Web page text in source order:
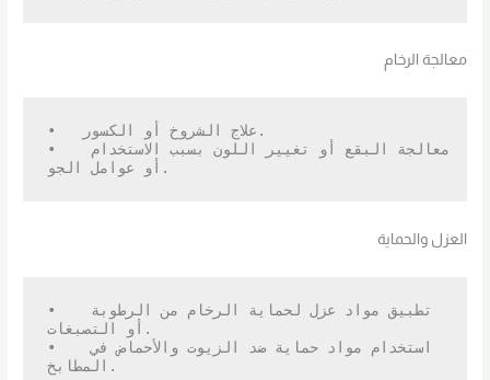
معالجة الرخام
•   علاج الشروخ أو الكسور.
•   معالجة البقع أو تغيير اللون بسبب الاستخدام
أو عوامل الجو.
العزل والحماية
•   تطبيق مواد عزل لحماية الرخام من الرطوبة
أو التصبغات.
•   استخدام مواد حماية ضد الزيوت والأحماض في
المطابخ.